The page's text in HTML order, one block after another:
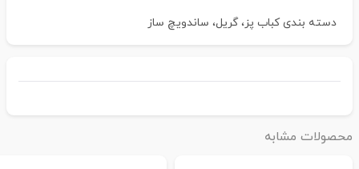
دسته بندیکباب پز، گریل، ساندویچ ساز
مشابه